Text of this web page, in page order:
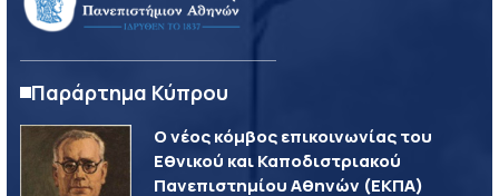
Παράρτημα Κύπρου
Ο νέος κόμβος επικοινωνίας του
Εθνικού και Καποδιστριακού
Πανεπιστημίου Αθηνών (ΕΚΠΑ)